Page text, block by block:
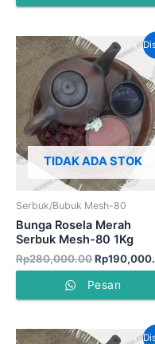
TIDAK ADA STOK
Serbuk/Bubuk Mesh-80
Bunga Rosela Merah
Serbuk Mesh-80 1Kg
Rp280,000.00
Harga
aslinya
adalah:
Rp
Pesan
Harga